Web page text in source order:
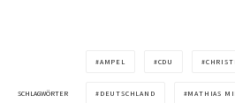
SCHLAGWÖRTER
AMPEL CDU
DEUTSCHLAND MATHIAS